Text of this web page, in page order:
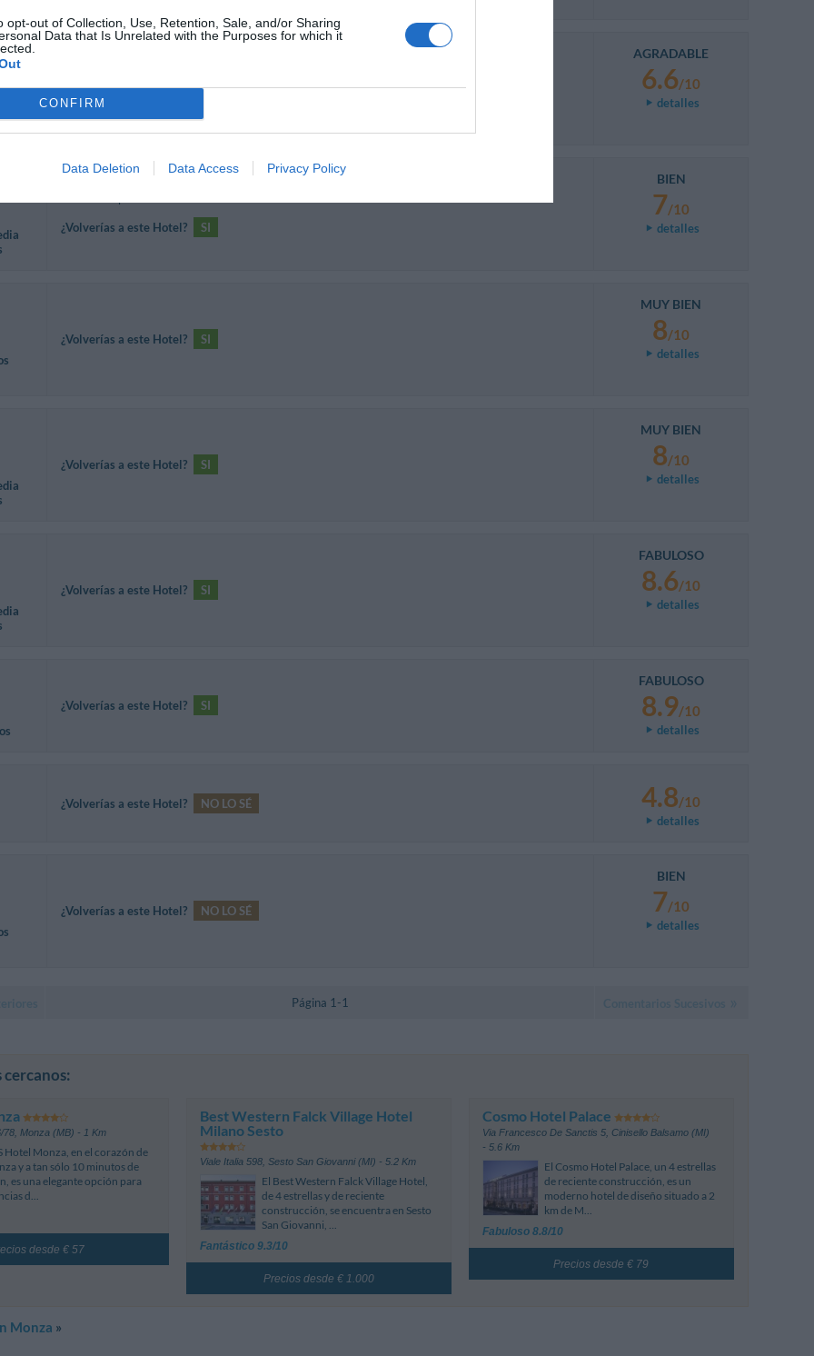
opt-out of Collection, Use, Retention, Sale, and/or Sharing
Data that Is Unrelated with the Purposes for which it
CONFIRM
Data Deletion Data Access Privacy Policy
¿Volverías a este Hotel? NO LO SÉ
AGRADABLE
6.6/10
detalles
¿Volverías a este Hotel?
SI
BIEN
7/10
detalles
¿Volverías a este Hotel? SI
MUY BIEN
8/10
detalles
¿Volverías a este Hotel? SI
MUY BIEN
8/10
detalles
¿Volverías a este Hotel? SI
FABULOSO
8.6/10
detalles
¿Volverías a este Hotel? SI
FABULOSO
8.9/10
detalles
¿Volverías a este Hotel? NO LO SÉ 4.8/10
detalles
¿Volverías a este Hotel? NO LO SÉ
BIEN
7/10
detalles
Página 1-1
78 Monza (MB) - 1 Km
Hotel Monza, en el corazón de
y a tan sólo 10 minutos de
es una elegante opción para
d...
desde € 57
Best Western Falck Village Hotel
Milano Sesto
Viale Italia 598 ,Sesto San Giovanni (MI) - 5.2 Km
El Best Western Falck Village Hotel,
de 4 estrellas y de reciente
construcción, se encuentra en Sesto
San Giovanni, ...
Fantástico 9.3/10
Precios desde € 1.000
Cosmo Hotel Palace
Via Francesco De Sanctis 5, Cinisello Balsamo (MI)
- 5.6 Km
El Cosmo Hotel Palace, un 4 estrellas
de reciente construcción, es un
moderno hotel de diseño situado a 2
km de M...
Fabuloso 8.8/10
Precios desde € 79
Monza »